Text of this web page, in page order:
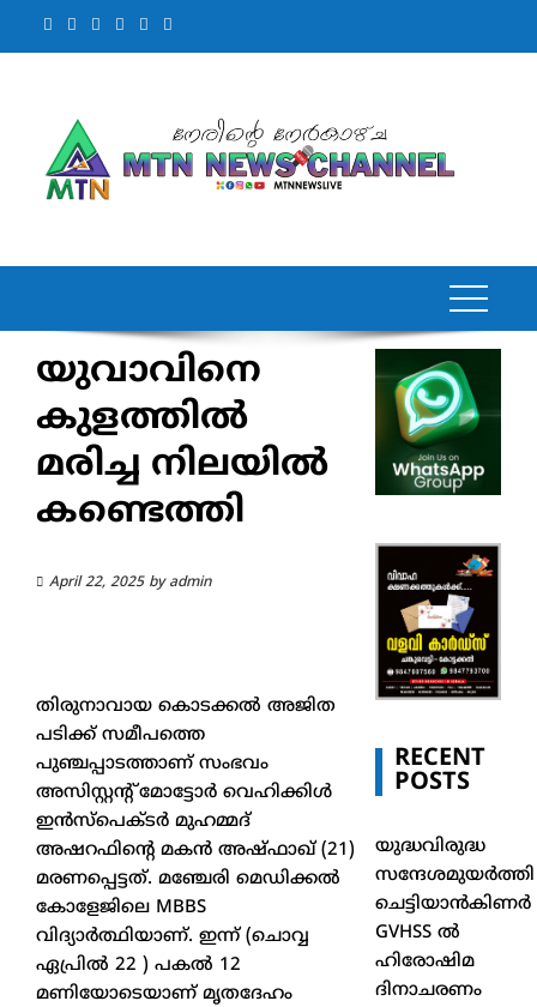
യുവാവിനെ
കുളത്തിൽ
മരിച്ച നിലയിൽ
കണ്ടെത്തി
April 22, 2025by admin
തിരുനാവായ കൊടക്കൽ അജിത
പടിക്ക് സമീപത്തെ
പുഞ്ചപ്പാടത്താണ് സംഭവം
അസിസ്റ്റൻ്റ് മോട്ടോർ വെഹിക്കിൾ
ഇൻസ്പെക്ടർ മുഹമ്മദ്
അഷറഫിൻ്റെ മകൻ അഷ്ഫാഖ് (21)
മരണപ്പെട്ടത്. മഞ്ചേരി മെഡിക്കൽ
കോളേജിലെ MBBS
വിദ്യാർത്ഥിയാണ്. ഇന്ന് (ചൊവ്വ
ഏപ്രിൽ 22 ) പകൽ 12
മണിയോടെയാണ് മൃതദേഹം
RECENT
POSTS
യുദ്ധവിരുദ്ധ
സന്ദേശമുയർത്തി
ചെട്ടിയാൻകിണർ
GVHSS ൽ
ഹിരോഷിമ
ദിനാചരണം